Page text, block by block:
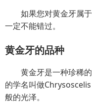
如果您对黄金牙属
一定不能错过。
黄金牙的品种
黄金牙是一种珍稀
的学名叫做
般的光泽。